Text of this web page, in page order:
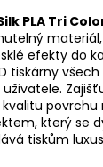
PLA Tri
efekty do
tiskárny
povrchu
který se
tiskům